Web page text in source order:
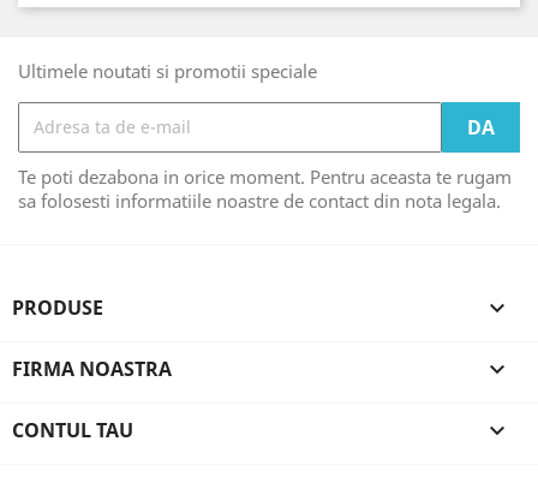
Ultimele noutati si promotii speciale
Te poti dezabona in orice moment. Pentru aceasta te rugam
sa folosesti informatiile noastre de contact din nota legala.
PRODUSE 
FIRMA NOASTRA 
CONTUL TAU 